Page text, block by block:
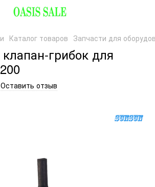
Каталог товаров Запчасти для
грибок для
Оставить отзыв